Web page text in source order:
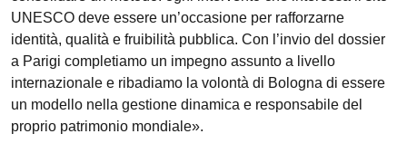
UNESCO deve essere un’occasione per rafforzarne
identità, qualità e fruibilità pubblica. Con l’invio del dossier
a Parigi completiamo un impegno assunto a livello
internazionale e ribadiamo la volontà di Bologna di essere
un modello nella gestione dinamica e responsabile del
proprio patrimonio mondiale».